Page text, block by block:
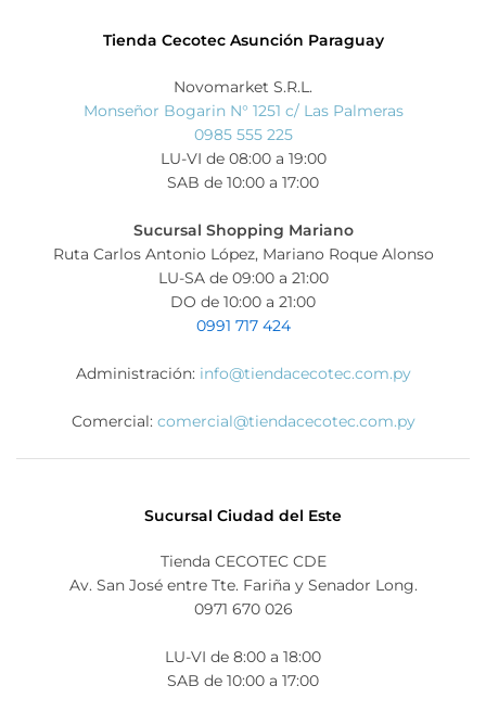
Tienda Cecotec Asunción Paraguay
Novomarket S.R.L.
Monseñor Bogarin N° 1251 c/ Las Palmeras
0985 555 225
LU-VI de 08:00 a 19:00
SAB de 10:00 a 17:00
Sucursal Shopping Mariano
Ruta Carlos Antonio López, Mariano Roque Alonso
LU-SA de 09:00 a 21:00
DO de 10:00 a 21:00
0991 717 424
Administración: info@tiendacecotec.com.py
Comercial: comercial@tiendacecotec.com.py
Sucursal Ciudad del Este
Tienda CECOTEC CDE
Av. San José entre Tte. Fariña y Senador Long.
0971 670 026
LU-VI de 8:00 a 18:00
SAB de 10:00 a 17:00